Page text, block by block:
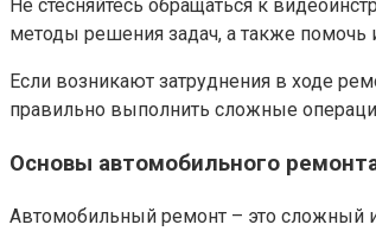
Не стесняйтесь обращаться к
методы решения задач, а также
Если возникают затруднения в ходе
правильно выполнить сложные
Основы автомобильного
Автомобильный ремонт – это сложный